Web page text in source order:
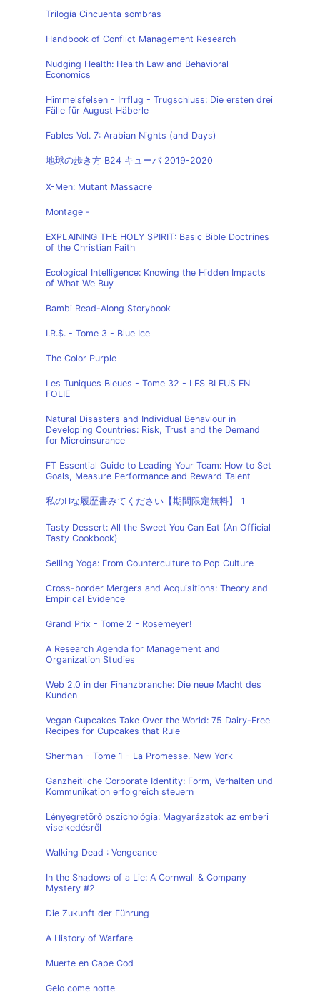
Trilogía Cincuenta sombras
Handbook of Conflict Management Research
Nudging Health: Health Law and Behavioral
Economics
Himmelsfelsen - Irrflug - Trugschluss: Die ersten drei
Fälle für August Häberle
Fables Vol. 7: Arabian Nights (and Days)
地球の歩き方 B24 キューバ 2019-2020
X-Men: Mutant Massacre
Montage -
EXPLAINING THE HOLY SPIRIT: Basic Bible Doctrines
of the Christian Faith
Ecological Intelligence: Knowing the Hidden Impacts
of What We Buy
Bambi Read-Along Storybook
I.R.$. - Tome 3 - Blue Ice
The Color Purple
Les Tuniques Bleues - Tome 32 - LES BLEUS EN
FOLIE
Natural Disasters and Individual Behaviour in
Developing Countries: Risk, Trust and the Demand
for Microinsurance
FT Essential Guide to Leading Your Team: How to Set
Goals, Measure Performance and Reward Talent
私のHな履歴書みてください【期間限定無料】 1
Tasty Dessert: All the Sweet You Can Eat (An Official
Tasty Cookbook)
Selling Yoga: From Counterculture to Pop Culture
Cross-border Mergers and Acquisitions: Theory and
Empirical Evidence
Grand Prix - Tome 2 - Rosemeyer!
A Research Agenda for Management and
Organization Studies
Web 2.0 in der Finanzbranche: Die neue Macht des
Kunden
Vegan Cupcakes Take Over the World: 75 Dairy-Free
Recipes for Cupcakes that Rule
Sherman - Tome 1 - La Promesse. New York
Ganzheitliche Corporate Identity: Form, Verhalten und
Kommunikation erfolgreich steuern
Lényegretörő pszichológia: Magyarázatok az emberi
viselkedésről
Walking Dead : Vengeance
In the Shadows of a Lie: A Cornwall & Company
Mystery #2
Die Zukunft der Führung
A History of Warfare
Muerte en Cape Cod
Gelo come notte